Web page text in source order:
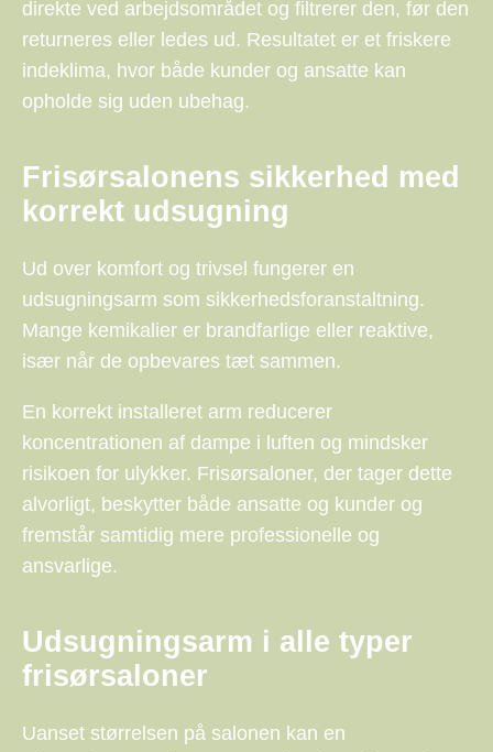
direkte ved arbejdsområdet og filtrerer den, før den
returneres eller ledes ud. Resultatet er et friskere
indeklima, hvor både kunder og ansatte kan
opholde sig uden ubehag.
Frisørsalonens sikkerhed med
korrekt udsugning
Ud over komfort og trivsel fungerer en
udsugningsarm som sikkerhedsforanstaltning.
Mange kemikalier er brandfarlige eller reaktive,
især når de opbevares tæt sammen.
En korrekt installeret arm reducerer
koncentrationen af dampe i luften og mindsker
risikoen for ulykker. Frisørsaloner, der tager dette
alvorligt, beskytter både ansatte og kunder og
fremstår samtidig mere professionelle og
ansvarlige.
Udsugningsarm i alle typer
frisørsaloner
Uanset størrelsen på salonen kan en